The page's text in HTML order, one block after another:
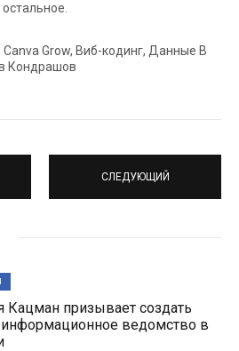
Grow, Виб-кодинг, Данные В
Кондрашов
СЛЕДУЮЩИЙ
Кацман призывает создать
ведомство в